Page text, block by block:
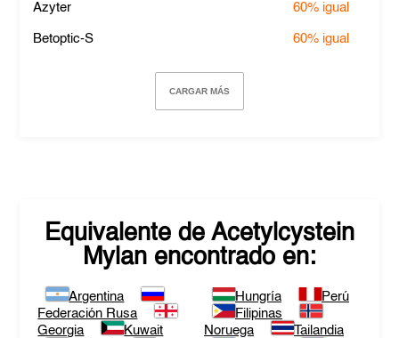
Azyter 60% igual
Betoptic-S 60% igual
CARGAR MÁS
Equivalente de Acetylcystein
Mylan encontrado en:
Argentina
Federación Rusa
Georgia
Kuwait
Hungría
Perú
Filipinas
Noruega
Tailandia